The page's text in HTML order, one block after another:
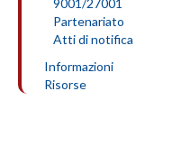
9001/27001
Partenariato
Atti di notifica
Informazioni
Risorse